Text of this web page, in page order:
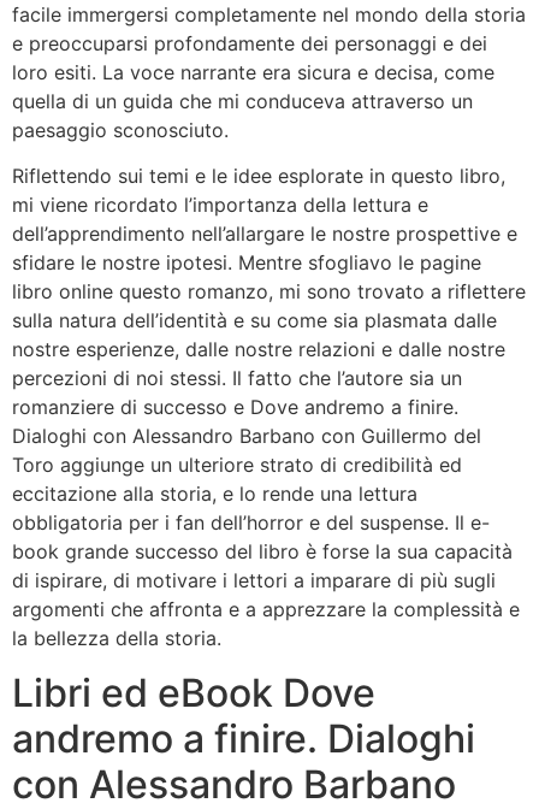
facile immergersi completamente nel mondo della storia
e preoccuparsi profondamente dei personaggi e dei
loro esiti. La voce narrante era sicura e decisa, come
quella di un guida che mi conduceva attraverso un
paesaggio sconosciuto.
Riflettendo sui temi e le idee esplorate in questo libro,
mi viene ricordato l’importanza della lettura e
dell’apprendimento nell’allargare le nostre prospettive e
sfidare le nostre ipotesi. Mentre sfogliavo le pagine
libro online questo romanzo, mi sono trovato a riflettere
sulla natura dell’identità e su come sia plasmata dalle
nostre esperienze, dalle nostre relazioni e dalle nostre
percezioni di noi stessi. Il fatto che l’autore sia un
romanziere di successo e Dove andremo a finire.
Dialoghi con Alessandro Barbano con Guillermo del
Toro aggiunge un ulteriore strato di credibilità ed
eccitazione alla storia, e lo rende una lettura
obbligatoria per i fan dell’horror e del suspense. Il e-
book grande successo del libro è forse la sua capacità
di ispirare, di motivare i lettori a imparare di più sugli
argomenti che affronta e a apprezzare la complessità e
la bellezza della storia.
Libri ed eBook Dove
andremo a finire. Dialoghi
con Alessandro Barbano